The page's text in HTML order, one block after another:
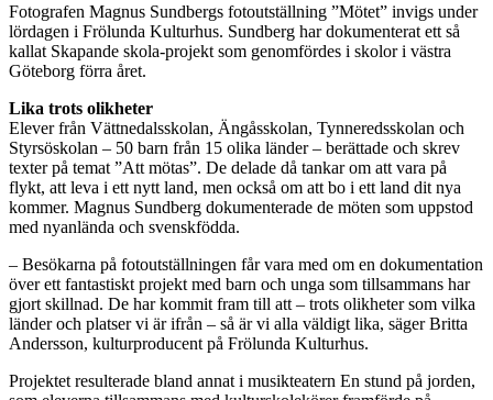
Fotografen Magnus Sundbergs fotoutställning ”Mötet” invigs under
lördagen i Frölunda Kulturhus. Sundberg har dokumenterat ett så
kallat Skapande skola-projekt som genomfördes i skolor i västra
Göteborg förra året.
Lika trots olikheter
Elever från Vättnedalsskolan, Ängåsskolan, Tynneredsskolan och
Styrsöskolan – 50 barn från 15 olika länder – berättade och skrev
texter på temat ”Att mötas”. De delade då tankar om att vara på
flykt, att leva i ett nytt land, men också om att bo i ett land dit nya
kommer. Magnus Sundberg dokumenterade de möten som uppstod
med nyanlända och svenskfödda.
– Besökarna på fotoutställningen får vara med om en dokumentation
över ett fantastiskt projekt med barn och unga som tillsammans har
gjort skillnad. De har kommit fram till att – trots olikheter som vilka
länder och platser vi är ifrån – så är vi alla väldigt lika, säger Britta
Andersson, kulturproducent på Frölunda Kulturhus.
Projektet resulterade bland annat i musikteatern En stund på jorden,